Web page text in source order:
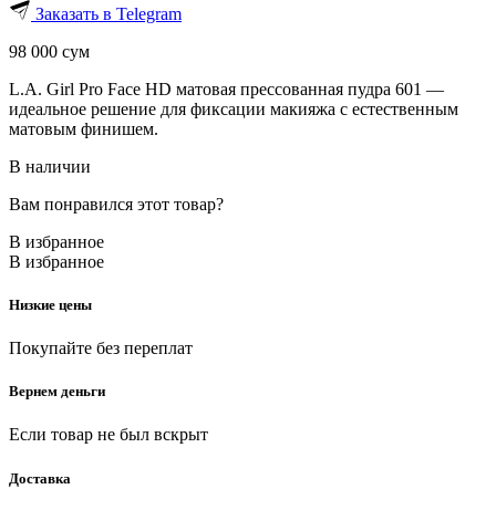
Заказать в Telegram
98 000 сум
L.A. Girl Pro Face HD матовая прессованная пудра 601 —
идеальное решение для фиксации макияжа с естественным
матовым финишем.
В наличии
Вам понравился этот товар?
В избранное
В избранное
Низкие цены
Покупайте без переплат
Вернем деньги
Если товар не был вскрыт
Доставка